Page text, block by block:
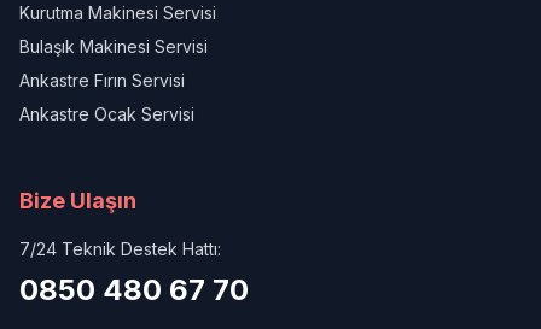
Kurutma Makinesi Servisi
Bulaşık Makinesi Servisi
Ankastre Fırın Servisi
Ankastre Ocak Servisi
Bize Ulaşın
7/24 Teknik Destek Hattı:
0850 480 67 70